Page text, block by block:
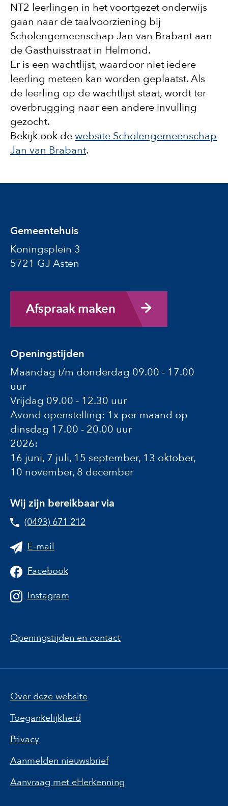
NT2 leerlingen in het voortgezet onderwijs
gaan naar de taalvoorziening bij
Scholengemeenschap Jan van Brabant aan
de Gasthuisstraat in Helmond.
Er is een wachtlijst, waardoor niet iedere
leerling meteen kan worden geplaatst. Als
de leerling op de wachtlijst staat, wordt ter
overbrugging naar een andere invulling
gezocht.
Bekijk ook dewebsite Scholengemeenschap
Jan van Brabant.
Gemeentehuis
Koningsplein 3
5721 GJ Asten
Afspraak maken
Openingstijden
Maandag t/m donderdag 09.00 - 17.00
uur
Vrijdag 09.00 - 12.30 uur
Avond openstelling: 1x per maand op
dinsdag 17.00 - 20.00 uur
2026:
16 juni, 7 juli, 15 september, 13 oktober,
10 november, 8 december
Wij zijn bereikbaar via
(0493) 671 212
E-mail
Facebook
Instagram
Openingstijden en contact
Over deze website
Toegankelijkheid
Privacy
Aanmelden nieuwsbrief
Aanvraag met eHerkenning